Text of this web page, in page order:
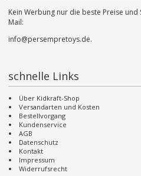
Kein Werbung nur die beste Preise und
Mail:
info@persempretoys.de.
schnelle Links
Über Kidkraft-Shop
Versandarten und Kosten
Bestellvorgang
Kundenservice
AGB
Datenschutz
Kontakt
Impressum
Widerrufsrecht